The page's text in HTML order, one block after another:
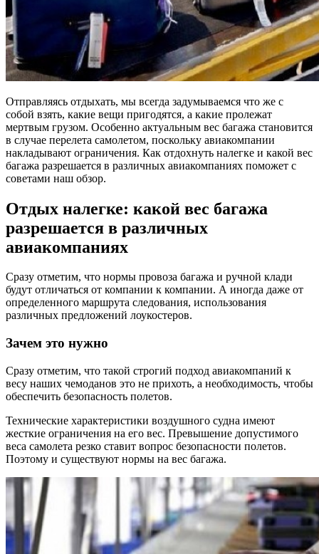
Отправляясь отдыхать, мы всегда задумываемся что же с
собой взять, какие вещи пригодятся, а какие пролежат
мертвым грузом. Особенно актуальным вес багажа становится
в случае перелета самолетом, поскольку авиакомпании
накладывают ограничения. Как отдохнуть налегке и какой вес
багажа разрешается в различных авиакомпаниях поможет с
советами наш обзор.
Отдых налегке: какой вес багажа
разрешается в различных
авиакомпаниях
Сразу отметим, что нормы провоза багажа и ручной клади
будут отличаться от компании к компании. А иногда даже от
определенного маршрута следования, использования
различных предложений лоукостеров.
Зачем это нужно
Сразу отметим, что такой строгий подход авиакомпаний к
весу наших чемоданов это не прихоть, а необходимость, чтобы
обеспечить безопасность полетов.
Технические характеристики воздушного судна имеют
жесткие ограничения на его вес. Превышение допустимого
веса самолета резко ставит вопрос безопасности полетов.
Поэтому и существуют нормы на вес багажа.